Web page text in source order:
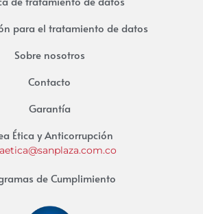
para el tratamiento de datos
Sobre nosotros
Contacto
Garantía
Ética y Anticorrupción
de Cumplimiento